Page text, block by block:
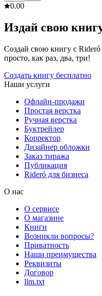
0.00
Издай свою
Создай свою книгу с
просто, как раз, два, три!
Создать книгу бесплатно
Наши услуги
Офлайн-продажи
Простая верстка
Ручная верстка
Буктрейлер
Корректор
Дизайнер обложки
Заказ тиража
Публикация
Rideró для бизнеса
О нас
О сервисе
О магазине
Книги
Возникли вопросы?
Приватность
Наши преимущества
Реквизиты
Договор
llm.txt